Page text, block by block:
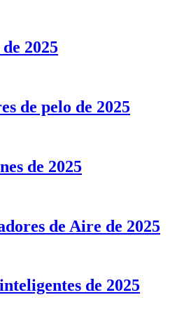
2025
de pelo de 2025
de 2025
de Aire de 2025
de 2025